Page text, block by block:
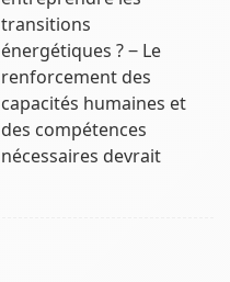
transitions
énergétiques ? ‒ Le
renforcement des
capacités humaines et
des compétences
nécessaires devrait